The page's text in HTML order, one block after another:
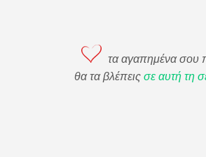
τα αγαπημένα σου
θα τα βλέπεις σε αυτή τη